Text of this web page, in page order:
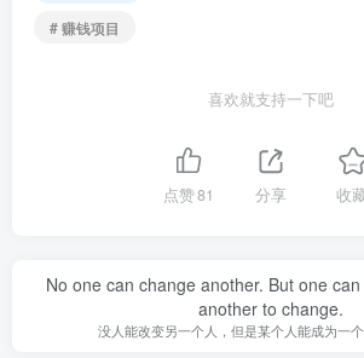
# 赚钱项目
喜欢就支持一下吧
点赞81 分享 收
No one can change another. But one
another to change.
没人能改变另一个人，但是某个人能成为一